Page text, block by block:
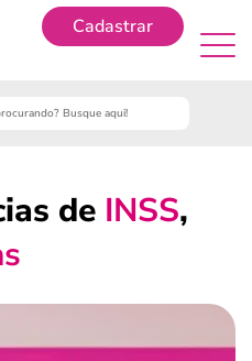
Cadastrar
de INSS,